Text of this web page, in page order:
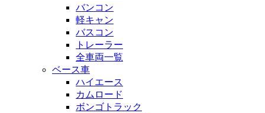
バンコン
軽キャン
バスコン
トレーラー
全車両一覧
ベース車
ハイエース
カムロード
ボンゴトラック